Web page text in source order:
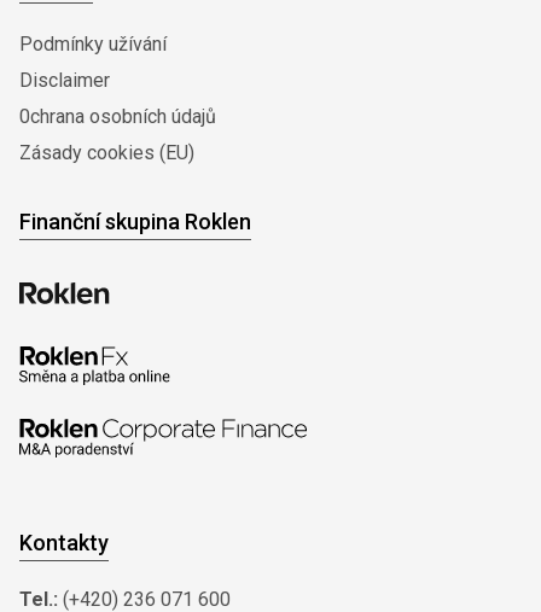
Podmínky užívání
Disclaimer
0chrana osobních údajů
Zásady cookies (EU)
Finanční skupina Roklen
Kontakty
Tel.: (+420) 236 071 600